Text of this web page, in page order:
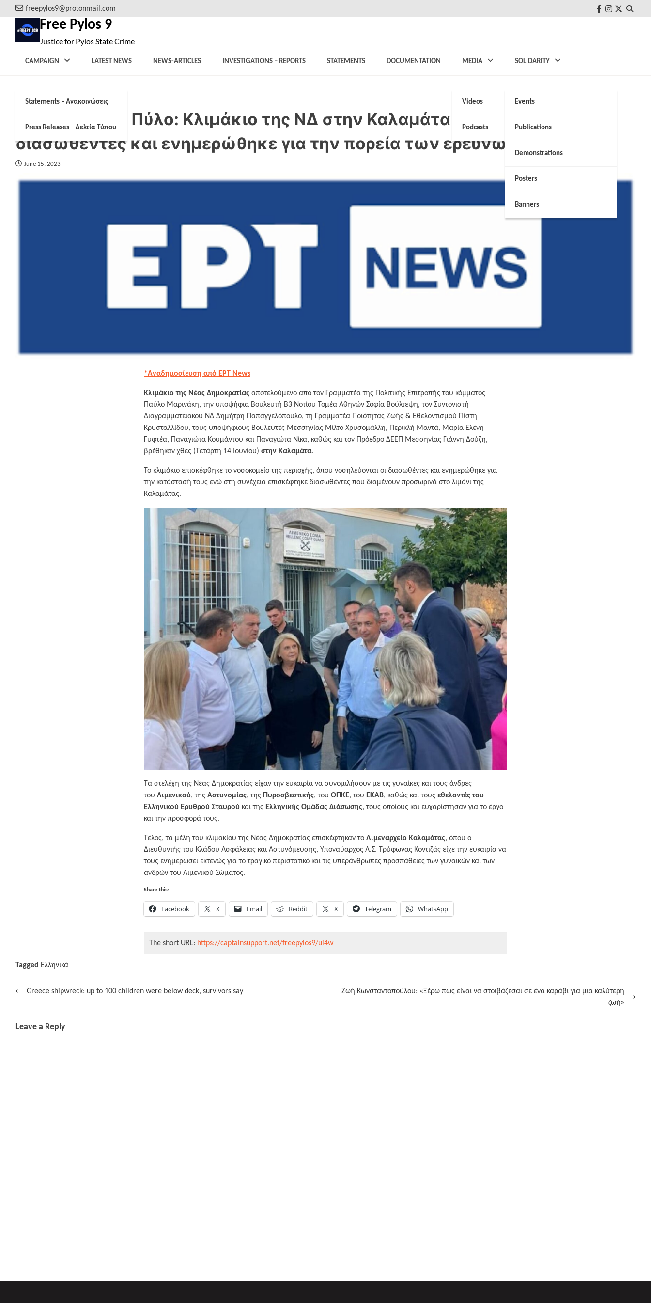
to
content
freepylos9@protonmail.com
FB Instagram
Twitter
Free Pylos 9
Justice for Pylos State Crime
CAMPAIGN
Statements – Ανακοινώσεις
Press Releases – Δελτία Τύπου
LATEST NEWS NEWS-ARTICLES INVESTIGATIONS – REPORTS STATEMENTS DOCUMENTATION MEDIA
Videos
Podcasts
SOLIDARITY
Events
Publications
Demonstrations
Posters
Banners
Ναυάγιο στην Πύλο: Κλιμάκιο της ΝΔ στην Καλαμάτα – Επισκέφθηκε
διασωθέντες και ενημερώθηκε για την πορεία των ερευνών
June 15, 2023
*Αναδημοσίευση από ΕΡΤ News
Κλιμάκιο της Νέας Δημοκρατίας αποτελούμενο από τον Γραμματέα της Πολιτικής Επιτροπής του κόμματος
Παύλο Μαρινάκη, την υποψήφια Βουλευτή Β3 Νοτίου Τομέα Αθηνών Σοφία Βούλτεψη, τον Συντονιστή
Διαγραμματειακού ΝΔ Δημήτρη Παπαγγελόπουλο, τη Γραμματέα Ποιότητας Ζωής & Εθελοντισμού Πίστη
Κρυσταλλίδου, τους υποψήφιους Βουλευτές Μεσσηνίας Μίλτο Χρυσομάλλη, Περικλή Μαντά, Μαρία Ελένη
Γυφτέα, Παναγιώτα Κουμάντου και Παναγιώτα Νίκα, καθώς και τον Πρόεδρο ΔΕΕΠ Μεσσηνίας Γιάννη Δούζη,
βρέθηκαν χθες (Τετάρτη 14 Ιουνίου) στην Καλαμάτα.
Το κλιμάκιο επισκέφθηκε το νοσοκομείο της περιοχής, όπου νοσηλεύονται οι διασωθέντες και ενημερώθηκε για
την κατάστασή τους ενώ στη συνέχεια επισκέφτηκε διασωθέντες που διαμένουν προσωρινά στο λιμάνι της
Καλαμάτας.
Τα στελέχη της Νέας Δημοκρατίας είχαν την ευκαιρία να συνομιλήσουν με τις γυναίκες και τους άνδρες
του Λιμενικού, της Αστυνομίας, της Πυροσβεστικής, του ΟΠΚΕ, του ΕΚΑΒ, καθώς και τους εθελοντές του
Ελληνικού Ερυθρού Σταυρού και της Ελληνικής Ομάδας Διάσωσης, τους οποίους και ευχαρίστησαν για το έργο
και την προσφορά τους.
Τέλος, τα μέλη του κλιμακίου της Νέας Δημοκρατίας επισκέφτηκαν το Λιμεναρχείο Καλαμάτας, όπου ο
Διευθυντής του Κλάδου Ασφάλειας και Αστυνόμευσης, Υποναύαρχος Λ.Σ. Τρύφωνας Κοντιζάς είχε την ευκαιρία να
τους ενημερώσει εκτενώς για το τραγικό περιστατικό και τις υπεράνθρωπες προσπάθειες των γυναικών και των
ανδρών του Λιμενικού Σώματος.
Share this:
Facebook X Email Reddit X Telegram WhatsApp
The short URL: https://captainsupport.net/freepylos9/ui4w
Tagged Ελληνικά
Post
⟵Greece shipwreck: up to 100 children were below deck, survivors say
Ζωή Κωνσταντοπούλου: «Ξέρω πώς είναι να στοιβάζεσαι σε ένα καράβι για μια καλύτερη
ζωή»
⟶
Leave a Reply